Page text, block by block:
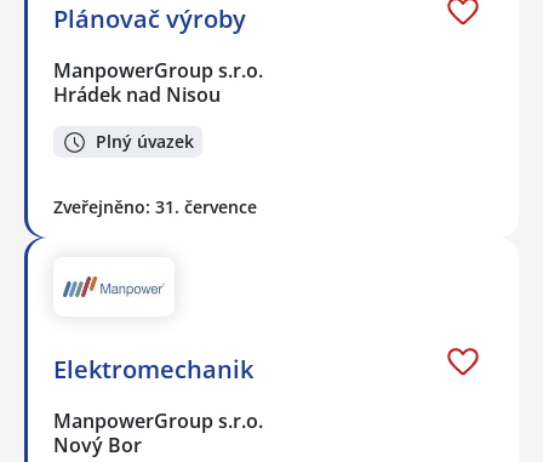
Plánovač výroby
ManpowerGroup s.r.o.
Hrádek nad Nisou
Plný úvazek
Zveřejněno: 31. července
Elektromechanik
ManpowerGroup s.r.o.
Nový Bor